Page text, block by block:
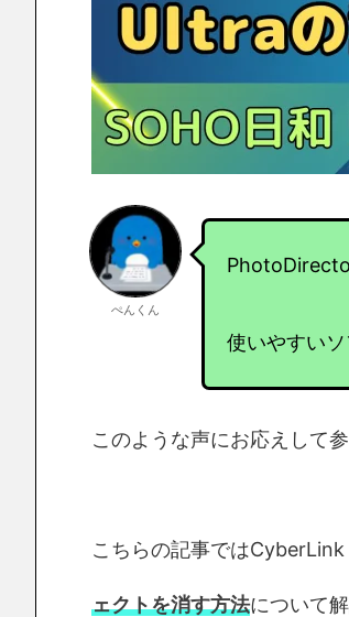
ぺんくん
使いやすい
このような声にお応えして
こちらの記事では
ェクトを消す方法について